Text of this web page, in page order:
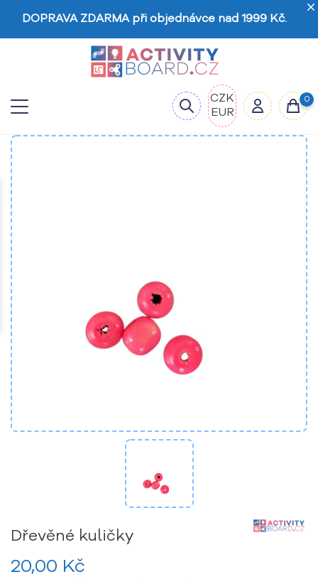
DOPRAVA ZDARMA při objednávce nad 1999 Kč.
CZK
EUR
0
Dřevěné kuličky
20,00 Kč